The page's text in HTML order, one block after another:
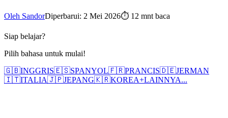
Oleh SandorDiperbarui: 2 Mei 2026⏱ 12 mnt baca
Siap belajar?
Pilih bahasa untuk mulai!
🇬🇧INGGRIS🇪🇸SPANYOL🇫🇷PRANCIS🇩🇪JERMAN
🇮🇹ITALIA🇯🇵JEPANG🇰🇷KOREA+LAINNYA...